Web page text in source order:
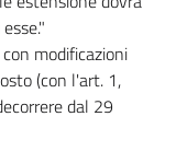
difesa
dell'autore)
modificazioni
(con l'art. 1,
dal 29